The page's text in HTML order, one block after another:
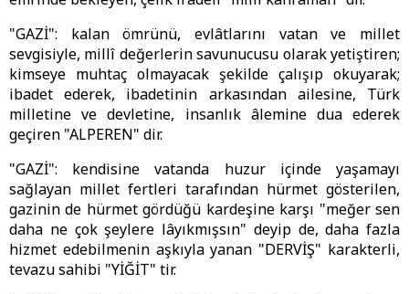
"GAZİ": kalan ömrünü, evlâtlarını vatan ve millet
sevgisiyle, millî değerlerin savunucusu olarak yetiştiren;
kimseye muhtaç olmayacak şekilde çalışıp okuyarak;
ibadet ederek, ibadetinin arkasından ailesine, Türk
milletine ve devletine, insanlık âlemine dua ederek
geçiren "ALPEREN" dir.
"GAZİ": kendisine vatanda huzur içinde yaşamayı
sağlayan millet fertleri tarafından hürmet gösterilen,
gazinin de hürmet gördüğü kardeşine karşı "meğer sen
daha ne çok şeylere lâyıkmışsın" deyip de, daha fazla
hizmet edebilmenin aşkıyla yanan "DERVİŞ" karakterli,
tevazu sahibi "YİĞİT" tir.